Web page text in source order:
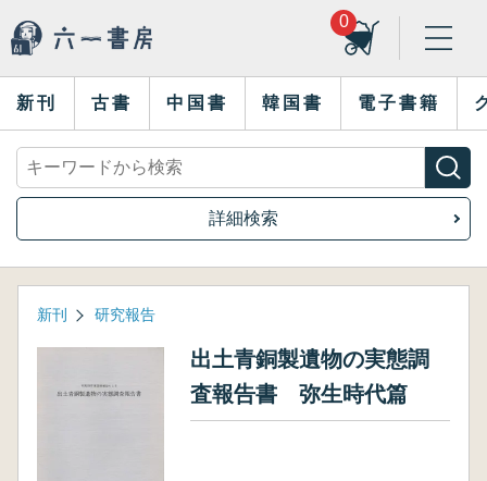
0
新刊 古書 中国書 韓国書 電子書籍
詳細検索
新刊 研究報告
出土青銅製遺物の実態調
査報告書 弥生時代篇